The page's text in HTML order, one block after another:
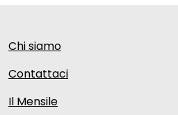
Chi siamo
Contattaci
Il Mensile